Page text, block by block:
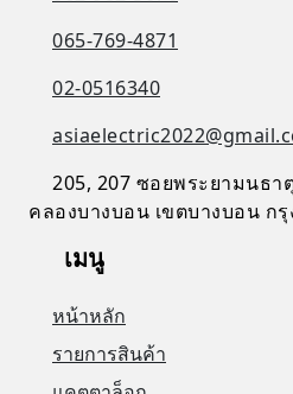
065-769-4871
02-0516340
205, 207 ซอยพระยามนธา
คลองบางบอน เขตบางบอน กรุ
เมนู
หน้าหลัก
รายการสินค้า